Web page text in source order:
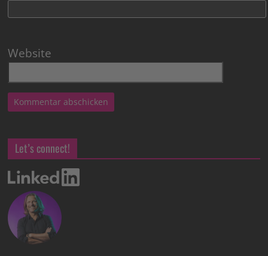
Website
Let’s connect!